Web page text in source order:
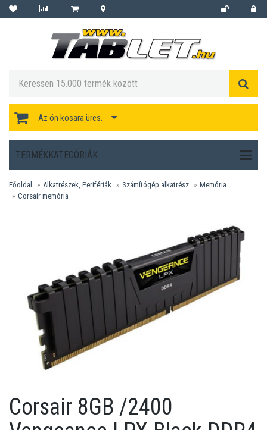
Az ön kosara üres.
TERMÉKKATEGÓRIÁK
Főoldal Alkatrészek, Perifériák Számítógép alkatrész
Memória
Corsair memória
Corsair 8GB /2400